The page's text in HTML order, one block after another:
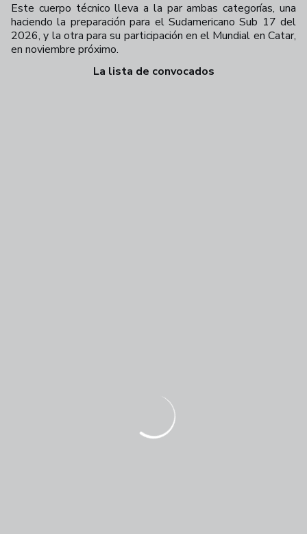
Este cuerpo técnico lleva a la par ambas categorías, una
haciendo la preparación para el Sudamericano Sub 17 del
2026, y la otra para su participación en el Mundial en Catar,
en noviembre próximo.
La lista de convocados